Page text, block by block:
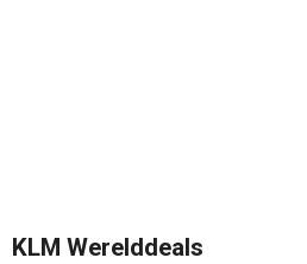
KLM Werelddeals